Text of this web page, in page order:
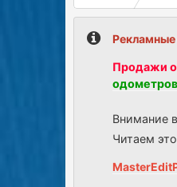
Продажи
одометров
Внимание
Читаем